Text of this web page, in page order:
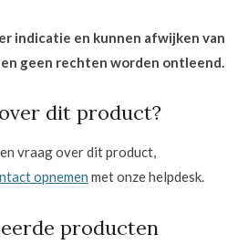
indicatie en kunnen afwijken van
geen rechten worden ontleend.
dit product?
vraag over dit product,
opnemen met onze helpdesk.
producten